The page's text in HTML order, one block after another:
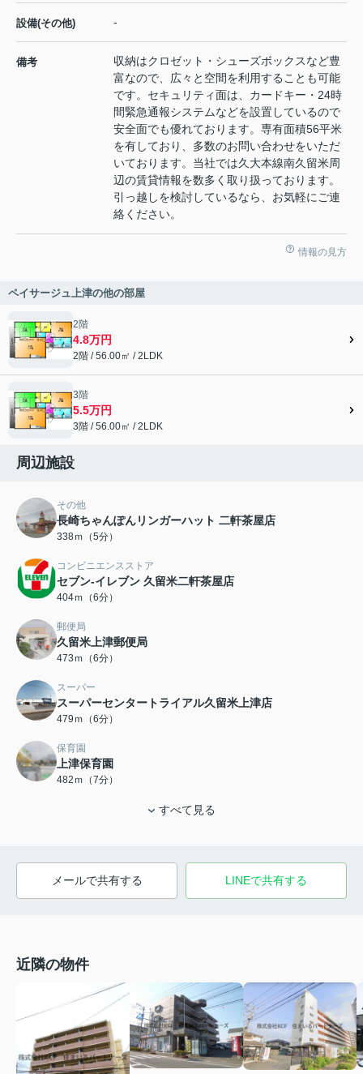
設備(その他) -
備考
収納はクロゼット・シューズボックスなど豊
富なので、広々と空間を利用することも可能
です。セキュリティ面は、カードキー・24時
間緊急通報システムなどを設置しているので
安全面でも優れております。専有面積56平米
を有しており、多数のお問い合わせをいただ
いております。当社では久大本線南久留米周
辺の賃貸情報を数多く取り扱っております。
引っ越しを検討しているなら、お気軽にご連
絡ください。
情報の見方
ペイサージュ上津の他の部屋
2階
4.8万円
2階 / 56.00㎡ / 2LDK
3階
5.5万円
3階 / 56.00㎡ / 2LDK
周辺施設
その他
長崎ちゃんぽんリンガーハット 二軒茶屋店
338ｍ（5分）
コンビニエンスストア
セブン-イレブン 久留米二軒茶屋店
404ｍ（6分）
郵便局
久留米上津郵便局
473ｍ（6分）
スーパー
スーパーセンタートライアル久留米上津店
479ｍ（6分）
保育園
上津保育園
482ｍ（7分）
すべて見る
メールで共有する LINEで共有する
近隣の物件